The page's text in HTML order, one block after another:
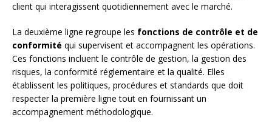
client qui interagissent quotidiennement avec le marché.
La deuxième ligne regroupe les fonctions de contrôle et de
conformité qui supervisent et accompagnent les opérations.
Ces fonctions incluent le contrôle de gestion, la gestion des
risques, la conformité réglementaire et la qualité. Elles
établissent les politiques, procédures et standards que doit
respecter la première ligne tout en fournissant un
accompagnement méthodologique.